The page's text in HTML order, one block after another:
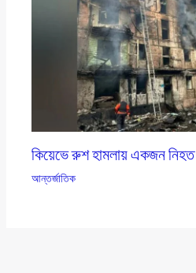
কিয়েভে রুশ হামলায় একজন নিহত
আন্তর্জাতিক